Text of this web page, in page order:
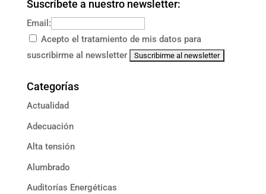
Suscríbete a nuestro newsletter:
Email:
Acepto el tratamiento de mis datos para
suscribirme al newsletter
Categorías
Actualidad
Adecuación
Alta tensión
Alumbrado
Auditorías Energéticas